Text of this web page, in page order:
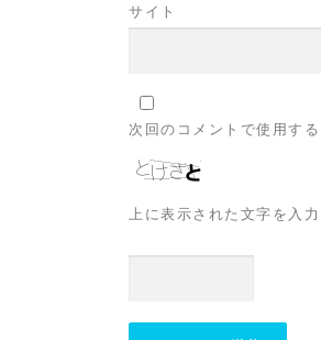
サイト
次回のコメントで使用す
上に表示された文字を入力